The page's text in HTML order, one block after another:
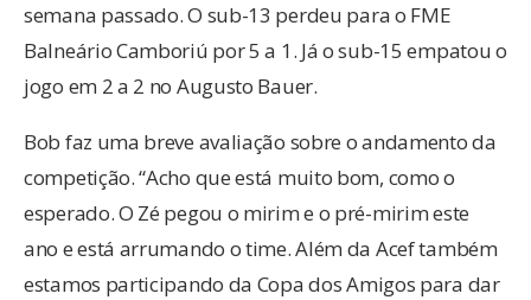
semana passado. O sub-13 perdeu para o FME
Balneário Camboriú por 5 a 1. Já o sub-15 empatou o
jogo em 2 a 2 no Augusto Bauer.
Bob faz uma breve avaliação sobre o andamento da
competição. “Acho que está muito bom, como o
esperado. O Zé pegou o mirim e o pré-mirim este
ano e está arrumando o time. Além da Acef também
estamos participando da Copa dos Amigos para dar